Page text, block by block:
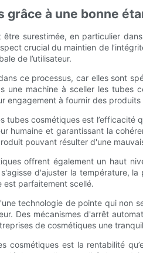
à une bonne
surestimée, en particulier
crucial du maintien de
de l’utilisateur.
ce processus, car elles sont
machine à sceller les tubes
à fournir des
tubes cosmétiques est
humaine et garantissant la
pouvant résulter d'une
offrent également un haut
d'ajuster la température,
est parfaitement scellé.
technologie de pointe qui
Des mécanismes d'arrêt
de cosmétiques une
cosmétiques est la rentabilité